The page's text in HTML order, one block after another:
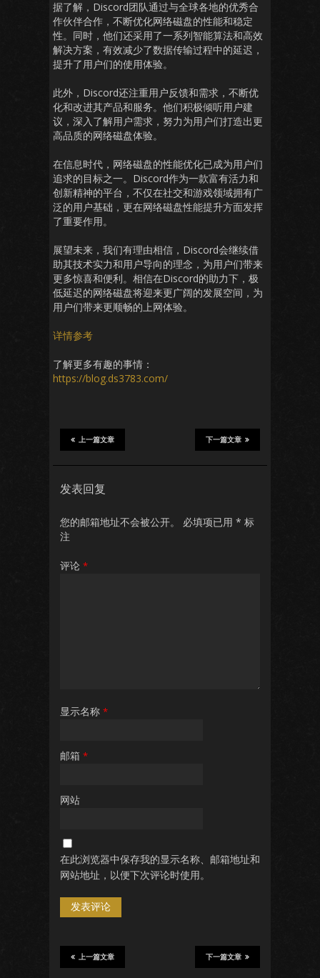
据了解，Discord团队通过与全球各地的优秀合
作伙伴合作，不断优化网络磁盘的性能和稳定
性。同时，他们还采用了一系列智能算法和高效
解决方案，有效减少了数据传输过程中的延迟，
提升了用户们的使用体验。
此外，Discord还注重用户反馈和需求，不断优
化和改进其产品和服务。他们积极倾听用户建
议，深入了解用户需求，努力为用户们打造出更
高品质的网络磁盘体验。
在信息时代，网络磁盘的性能优化已成为用户们
追求的目标之一。Discord作为一款富有活力和
创新精神的平台，不仅在社交和游戏领域拥有广
泛的用户基础，更在网络磁盘性能提升方面发挥
了重要作用。
展望未来，我们有理由相信，Discord会继续借
助其技术实力和用户导向的理念，为用户们带来
更多惊喜和便利。相信在Discord的助力下，极
低延迟的网络磁盘将迎来更广阔的发展空间，为
用户们带来更顺畅的上网体验。
详情参考
了解更多有趣的事情：
https://blog.ds3783.com/
下一篇文章
上一篇文章
发表回复
您的邮箱地址不会被公开。 必填项已用 * 标
注
评论 *
显示名称 *
邮箱 *
网站
在此浏览器中保存我的显示名称、邮箱地址和
网站地址，以便下次评论时使用。
下一篇文章
上一篇文章